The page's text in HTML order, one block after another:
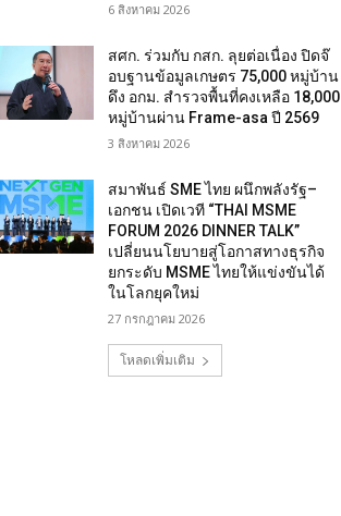
6 สิงหาคม 2026
สศก. ร่วมกับ กสก. ลุยต่อเนื่อง ปิดจ๊
อบฐานข้อมูลเกษตร 75,000 หมู่บ้าน
ดึง อกม. สำรวจพื้นที่คงเหลือ 18,000
หมู่บ้านผ่าน Frame-asa ปี 2569
3 สิงหาคม 2026
สมาพันธ์ SME ไทย ผนึกพลังรัฐ–
เอกชน เปิดเวที “THAI MSME
FORUM 2026 DINNER TALK”
เปลี่ยนนโยบายสู่โอกาสทางธุรกิจ
ยกระดับ MSME ไทยให้แข่งขันได้
ในโลกยุคใหม่
27 กรกฎาคม 2026
โหลดเพิ่มเติม